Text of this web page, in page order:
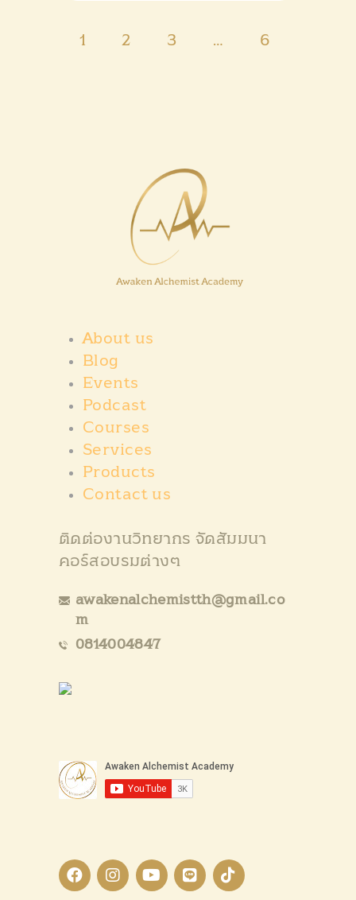
1 2 3 … 6
About us
Blog
Events
Podcast
Courses
Services
Products
Contact us
ติดต่องานวิทยากร จัดสัมมนา
คอร์สอบรมต่างๆ
awakenalchemistth@gmail.co
m
0814004847